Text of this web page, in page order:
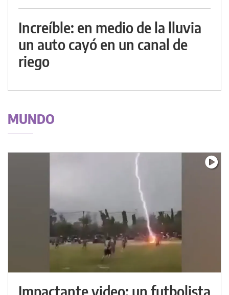
Increíble: en medio de la lluvia
un auto cayó en un canal de
riego
MUNDO
Impactante video: un futbolista